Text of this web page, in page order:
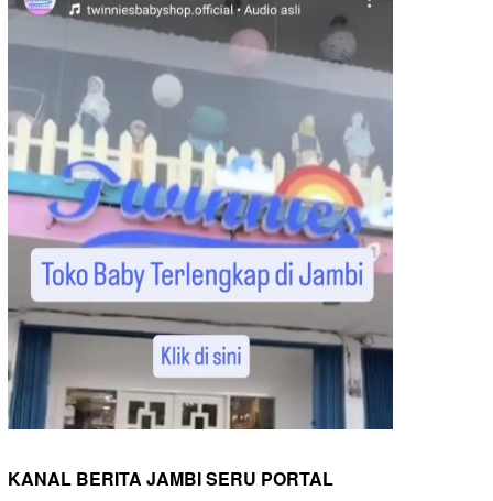
KANAL BERITA JAMBI SERU PORTAL